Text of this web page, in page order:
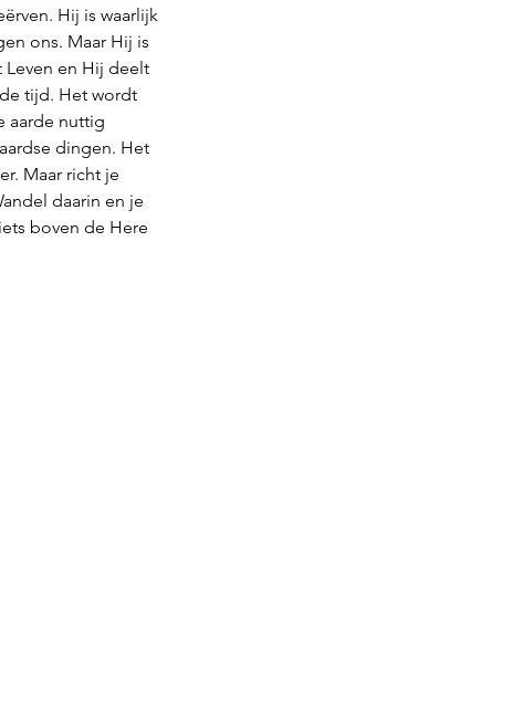
Hij is waarlijk
ons. Maar Hij is
Leven en Hij deelt
tijd. Het wordt
aarde nuttig
dingen. Het
Maar richt je
daarin en je
boven de Here